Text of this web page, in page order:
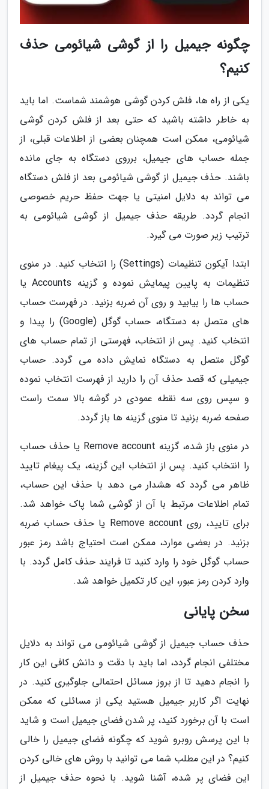
چگونه جیمیل را از گوشی شیائومی حذف
کنیم؟
یکی از راه ها، فلش کردن گوشی هوشمند شماست. اما باید
به خاطر داشته باشید که حتی بعد از فلش کردن گوشی
شیائومی، ممکن است همچنان بعضی از اطلاعات قبلی، از
جمله حساب های جیمیل، برروی دستگاه به جای مانده
باشند. حذف جیمیل از گوشی شیائومی بعد از فلش دستگاه
می تواند به دلایل امنیتی یا جهت حفظ حریم خصوصی
انجام گردد. طریقه حذف جیمیل از گوشی شیائومی به
ترتیب زیر صورت می گیرد.
ابتدا آیکون تنظیمات (Settings) را انتخاب کنید. در منوی
تنظیمات به پایین پیمایش نموده و گزینه Accounts یا
حساب ها را بیابید و روی آن ضربه بزنید. در فهرست حساب
های متصل به دستگاه، حساب گوگل (Google) را پیدا و
انتخاب کنید. پس از انتخاب، فهرستی از تمام حساب های
گوگل متصل به دستگاه نمایش داده می گردد. حساب
جیمیلی که قصد حذف آن را دارید از فهرست انتخاب نموده
و سپس روی سه نقطه عمودی در گوشه بالا سمت راست
صفحه ضربه بزنید تا منوی گزینه ها باز گردد.
در منوی باز شده، گزینه Remove account یا حذف حساب
را انتخاب کنید. پس از انتخاب این گزینه، یک پیغام تایید
ظاهر می گردد که هشدار می دهد با حذف این حساب،
تمام اطلاعات مرتبط با آن از گوشی شما پاک خواهد شد.
برای تایید، روی Remove account یا حذف حساب ضربه
بزنید. در بعضی موارد، ممکن است احتیاج باشد رمز عبور
حساب گوگل خود را وارد کنید تا فرایند حذف کامل گردد. با
وارد کردن رمز عبور، این کار تکمیل خواهد شد.
سخن پایانی
حذف حساب جیمیل از گوشی شیائومی می تواند به دلایل
مختلفی انجام گردد، اما باید با دقت و دانش کافی این کار
را انجام دهید تا از بروز مسائل احتمالی جلوگیری کنید. در
نهایت اگر کاربر جیمیل هستید یکی از مسائلی که ممکن
است با آن برخورد کنید، پر شدن فضای جیمیل است و شاید
با این پرسش روبرو شوید که چگونه فضای جیمیل را خالی
کنیم؟ در این مطلب شما می توانید با روش های خالی کردن
این فضای پر شده، آشنا شوید. با نحوه حذف جیمیل از